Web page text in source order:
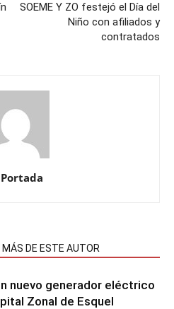
SOEME Y ZO festejó el Día del
Niño con afiliados y
contratados
MÁS DE ESTE AUTOR
nuevo generador eléctrico
Zonal de Esquel